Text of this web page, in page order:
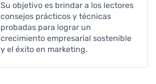
Su objetivo es brindar a los lectores
consejos prácticos y técnicas
probadas para lograr un
crecimiento empresarial sostenible
y el éxito en marketing.